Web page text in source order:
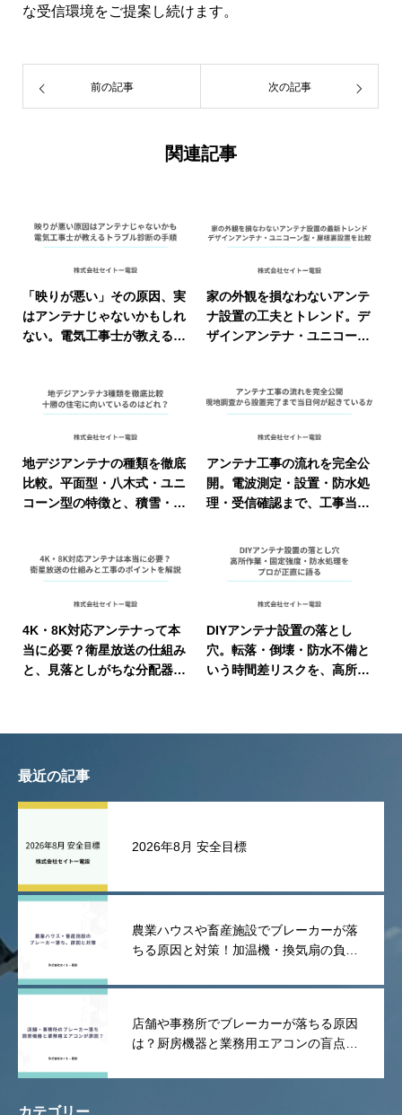
な受信環境をご提案し続けます。
前の記事 次の記事
関連記事
「映りが悪い」その原因、実
はアンテナじゃないかもしれ
ない。電気工事士が教える受
家の外観を損なわないアンテ
ナ設置の工夫とトレンド。デ
ザインアンテナ・ユニコーン
地デジアンテナの種類を徹底
比較。平面型・八木式・ユニ
コーン型の特徴と、積雪・電
アンテナ工事の流れを完全公
開。電波測定・設置・防水処
理・受信確認まで、工事当日
4K・8K対応アンテナって本
当に必要？衛星放送の仕組み
と、見落としがちな分配器・
DIYアンテナ設置の落とし
穴。転落・倒壊・防水不備と
いう時間差リスクを、高所作
最近の記事
2026年8月 安全目標
農業ハウスや畜産施設でブレーカーが落
ちる原因と対策！加温機・換気扇の負荷
店舗や事務所でブレーカーが落ちる原因
は？厨房機器と業務用エアコンの盲点を
カテゴリー